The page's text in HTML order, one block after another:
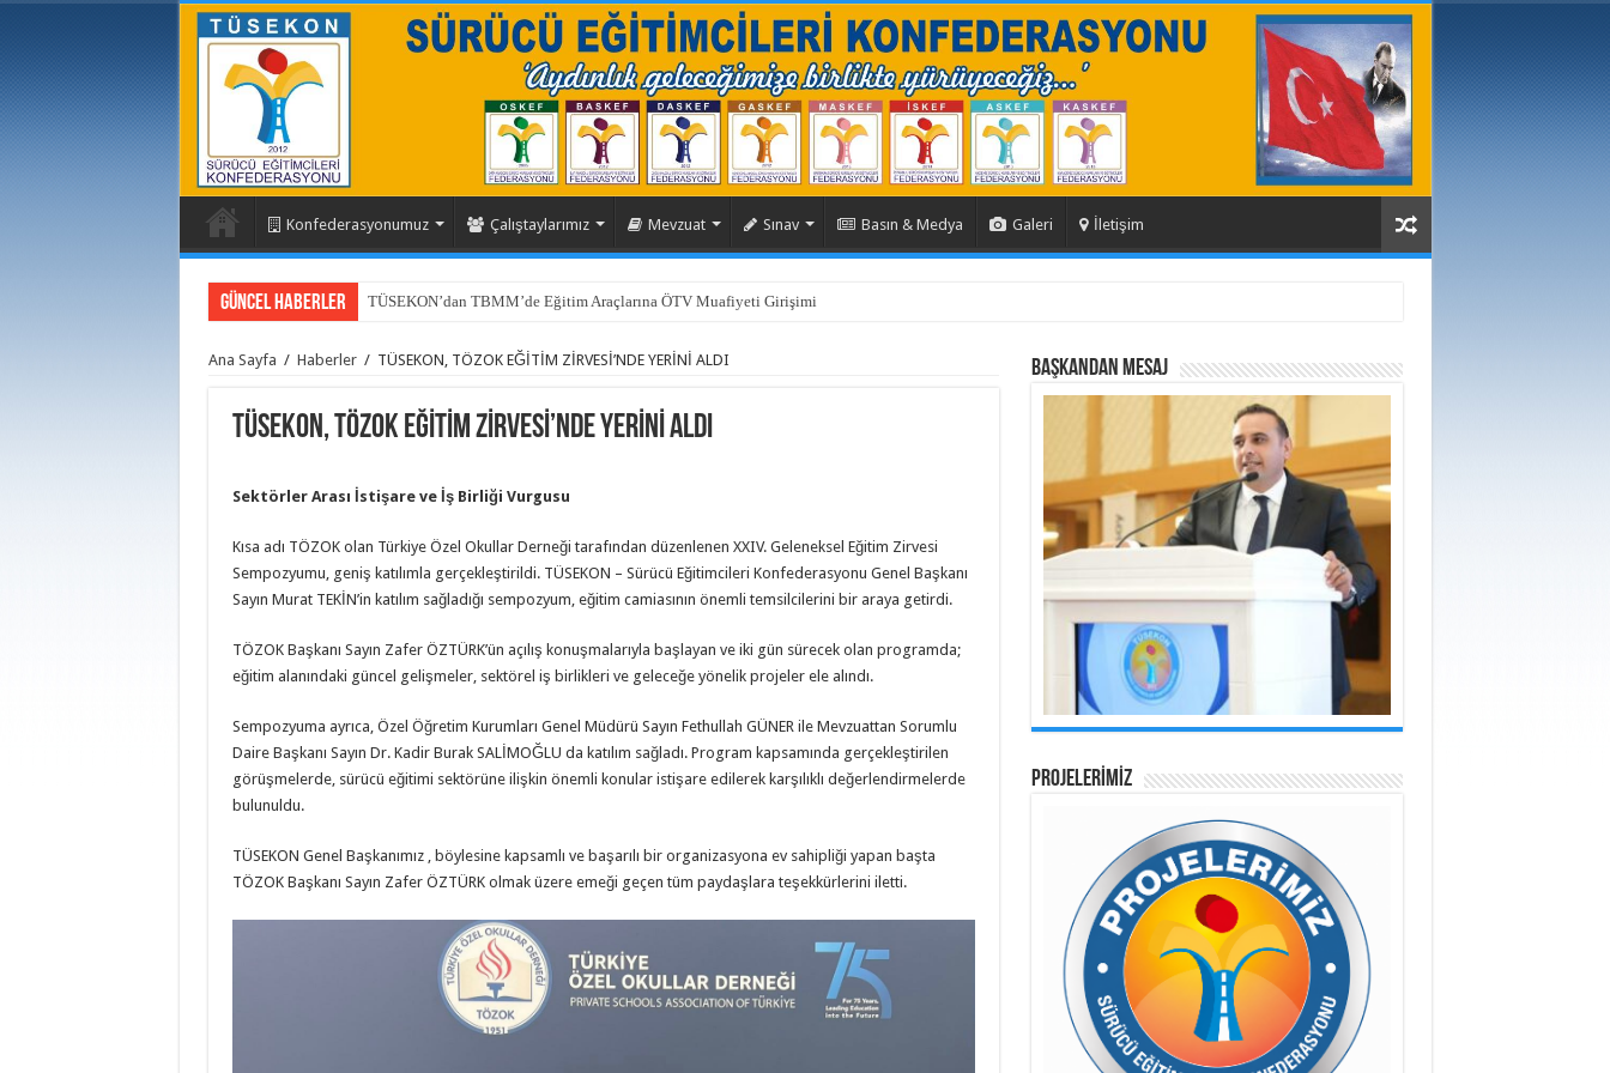
Konfederasyonumuz Çalıştaylarımız Mevzuat Sınav Basın & Medya Galeri İletişim
Güncel Haberler Sakarya Sürücü Kursları Derneği Toplantısı Gerçekleştirildi.
Ana Sayfa / Haberler / TÜSEKON, TÖZOK EĞİTİM ZİRVESİ’NDE YERİNİ ALDI
TÜSEKON, TÖZOK EĞİTİM ZİRVESİ’NDE YERİNİ ALDI
Sektörler Arası İstişare ve İş Birliği Vurgusu
Kısa adı TÖZOK olan Türkiye Özel Okullar Derneği tarafından düzenlenen XXIV. Geleneksel Eğitim Zirvesi
Sempozyumu, geniş katılımla gerçekleştirildi. TÜSEKON – Sürücü Eğitimcileri Konfederasyonu Genel Başkanı
Sayın Murat TEKİN’in katılım sağladığı sempozyum, eğitim camiasının önemli temsilcilerini bir araya getirdi.
TÖZOK Başkanı Sayın Zafer ÖZTÜRK’ün açılış konuşmalarıyla başlayan ve iki gün sürecek olan programda;
eğitim alanındaki güncel gelişmeler, sektörel iş birlikleri ve geleceğe yönelik projeler ele alındı.
Sempozyuma ayrıca, Özel Öğretim Kurumları Genel Müdürü Sayın Fethullah GÜNER ile Mevzuattan Sorumlu
Daire Başkanı Sayın Dr. Kadir Burak SALİMOĞLU da katılım sağladı. Program kapsamında gerçekleştirilen
görüşmelerde, sürücü eğitimi sektörüne ilişkin önemli konular istişare edilerek karşılıklı değerlendirmelerde
bulunuldu.
TÜSEKON Genel Başkanımız , böylesine kapsamlı ve başarılı bir organizasyona ev sahipliği yapan başta
TÖZOK Başkanı Sayın Zafer ÖZTÜRK olmak üzere emeği geçen tüm paydaşlara teşekkürlerini iletti.
BAŞKANDAN MESAJ
PROJELERİMİZ